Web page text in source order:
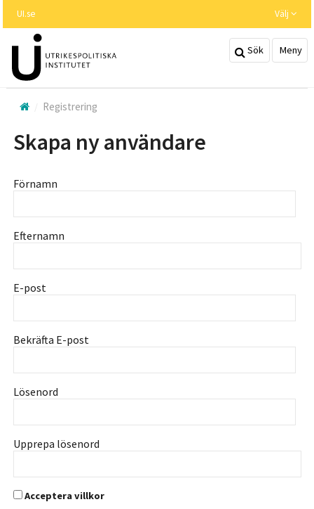
huvudinnehållet
UI.se Välj
Sök Meny
Registrering
Skapa ny användare
Förnamn
Efternamn
E-post
Bekräfta E-post
Lösenord
Upprepa lösenord
Acceptera villkor